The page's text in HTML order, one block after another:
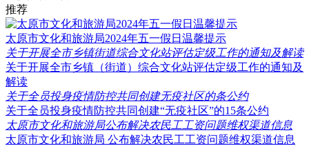
推荐
太原市文化和旅游局2024年五一假日温馨提示
关于开展全市乡镇街道综合文化站评估定级工作的通知及解读
关于开展全市乡镇（街道）综合文化站评估定级工作的通知及
解读
关于全员投身疫情防控共同创建无疫社区的条公约
关于全员投身疫情防控共同创建“无疫社区”的15条公约
太原市文化和旅游局公布解决农民工工资问题维权渠道信息
太原市文化和旅游局 公布解决农民工工资问题维权渠道信息